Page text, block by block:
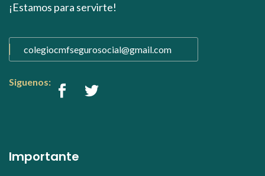
¡Estamos para servirte!
colegiocmfsegurosocial@gmail.com
Siguenos:
Importante